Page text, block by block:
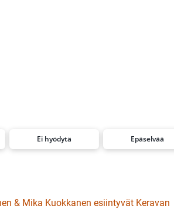
Ei hyödytä Epäselvää
& Mika Kuokkanen esiintyvät Keravan